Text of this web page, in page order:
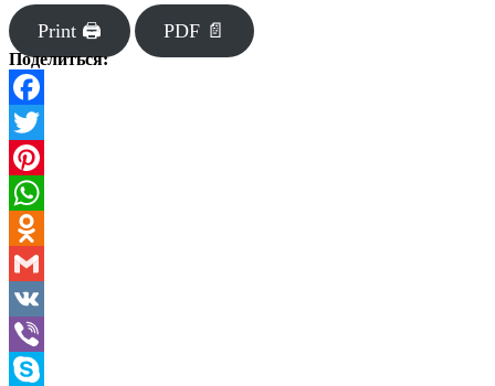
Print 🖨 PDF 📄
Поделиться:
Facebook
Twitter
Pinterest
WhatsApp
Odnoklassniki
Gmail
VK
Viber